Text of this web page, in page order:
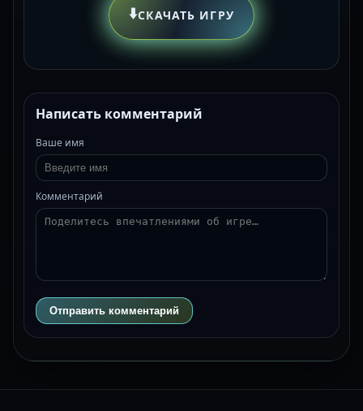
⬇️СКАЧАТЬ ИГРУ
Написать комментарий
Ваше имя
Комментарий
Отправить комментарий